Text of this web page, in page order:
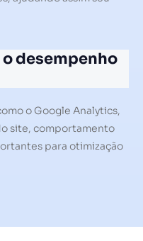
desempenho
o Google Analytics,
site, comportamento
para otimização